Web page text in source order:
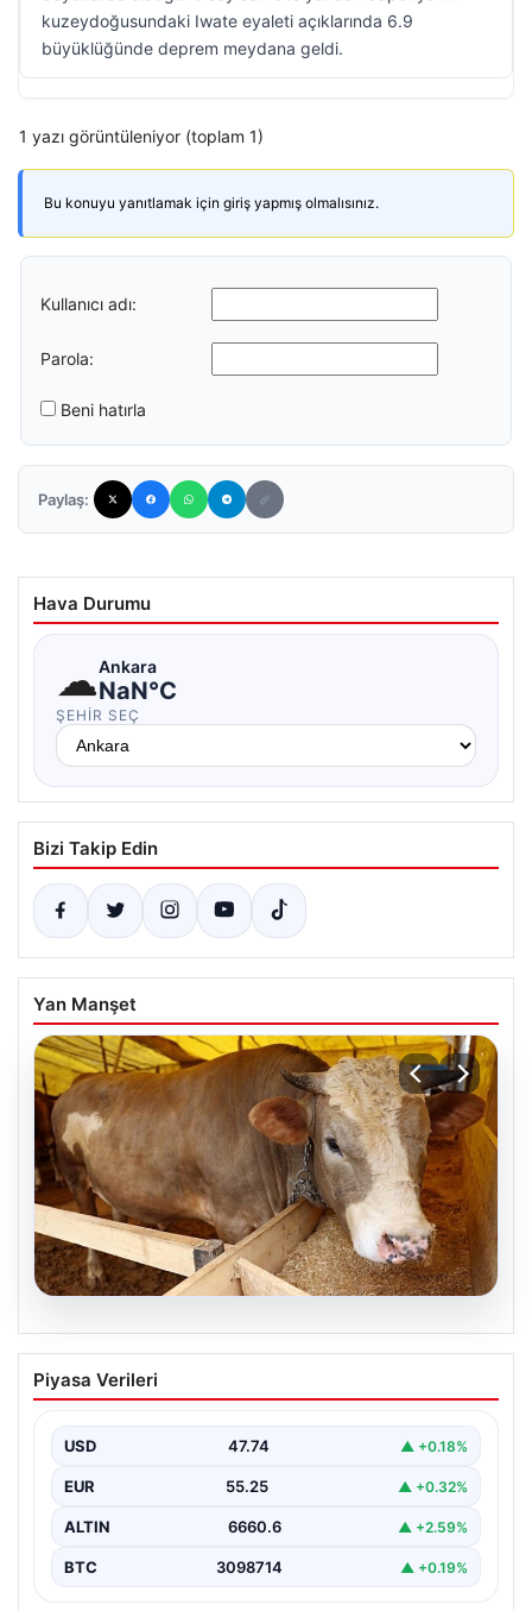
kuzeydoğusundaki Iwate eyaleti açıklarında 6.9
büyüklüğünde deprem meydana geldi.
1 yazı görüntüleniyor (toplam 1)
Bu konuyu yanıtlamak için giriş yapmış olmalısınız.
Kullanıcı adı:
Parola:
Beni hatırla
Paylaş:
Hava Durumu
☁Ankara
NaN°C
ŞEHIR SEÇ
Bizi Takip Edin
Yan Manşet
07.08.2026
Kurbanlık fiyatları il il sorgulama ekranı
2026: Büyükbaş ve küçükbaş canlı kilo
ve tüm illerin kurbanlık fiyatları
Piyasa Verileri
USD 47.74 ▲ +0.18%
EUR 55.25 ▲ +0.32%
ALTIN 6660.6 ▲ +2.59%
BTC 3098714 ▲ +0.19%